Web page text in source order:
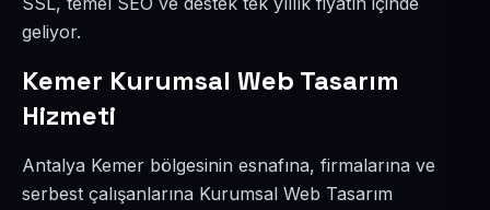
geliyor.
Kemer Kurumsal Web Tasarım
Hizmeti
Antalya Kemer bölgesinin esnafına, firmalarına ve
serbest çalışanlarına Kurumsal Web Tasarım